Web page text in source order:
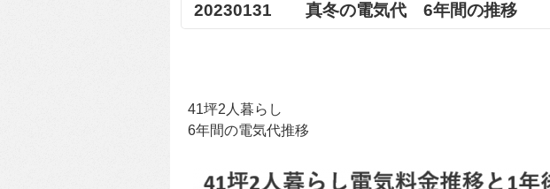
20230131 真冬の電気代 6年間の推移
41坪2人暮らし
6年間の電気代推移